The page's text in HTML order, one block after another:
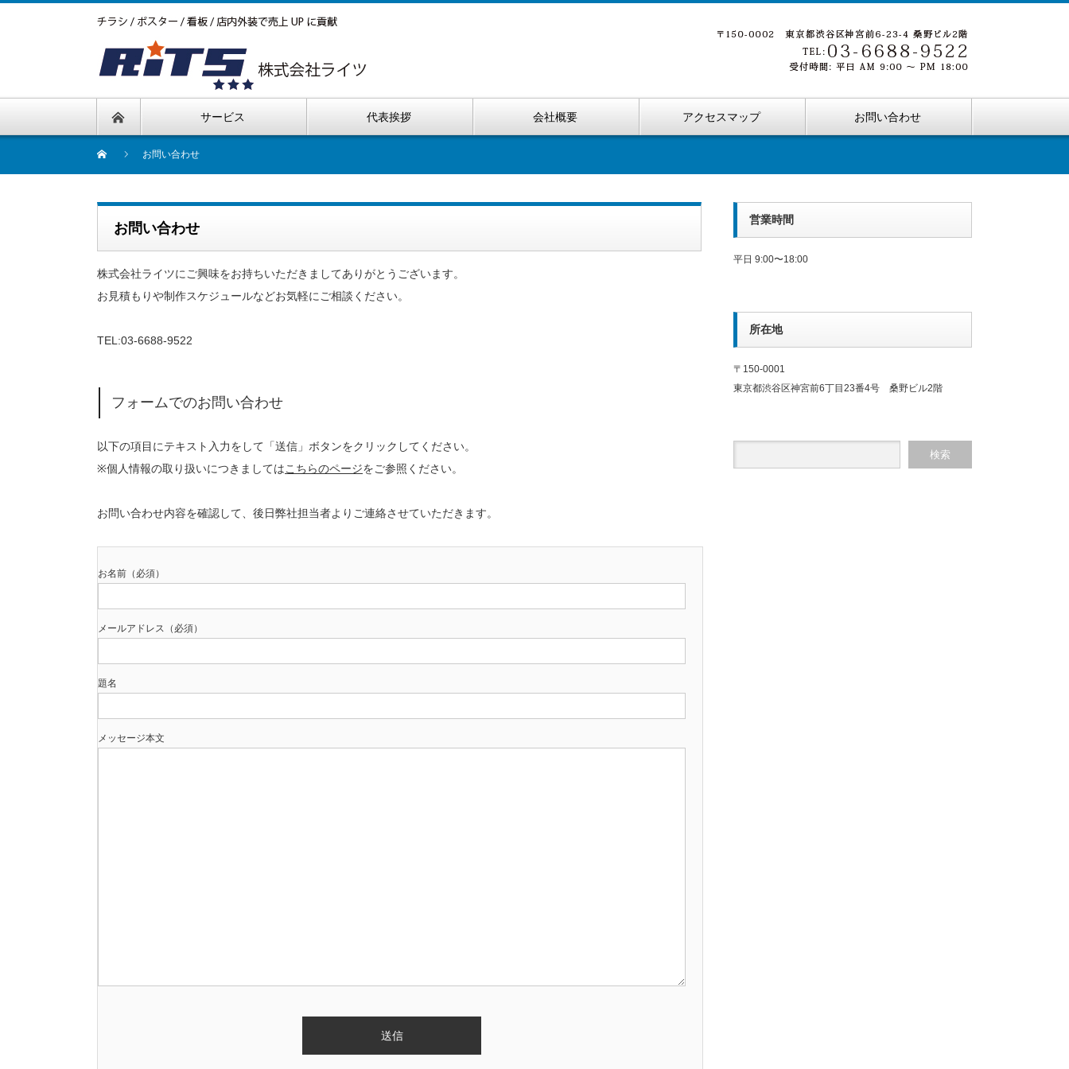
サービス 代表挨拶 会社概要 アクセスマップ お問い合わせ
お問い合わせ
お問い合わせ
株式会社ライツにご興味をお持ちいただきましてありがとうございます。
お見積もりや制作スケジュールなどお気軽にご相談ください。
TEL:03-6688-9522
フォームでのお問い合わせ
以下の項目にテキスト入力をして「送信」ボタンをクリックしてください。
※個人情報の取り扱いにつきましてはこちらのページをご参照ください。
お問い合わせ内容を確認して、後日弊社担当者よりご連絡させていただきます。
お名前（必須）
メールアドレス（必須）
題名
メッセージ本文
営業時間
平日 9:00〜18:00
所在地
〒150-0001
東京都渋谷区神宮前6丁目23番4号 桑野ビル2階